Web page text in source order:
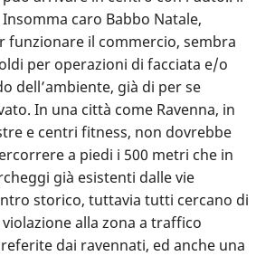
caro Babbo Natale,
funzionare il commercio, sembra
per operazioni di facciata e/o
dell’ambiente, già di per se
In una città come Ravenna, in
e centri fitness, non dovrebbe
a piedi i 500 metri che in
già esistenti dalle vie
storico, tuttavia tutti cercano di
alla zona a traffico
dai ravennati, ed anche una